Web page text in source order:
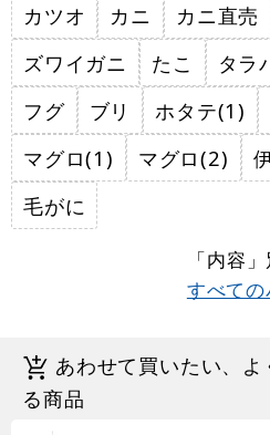
カツオ
カニ カニ直売
ズワイガニ
たこ タラ
フグ
ブリ ホタテ(1)
マグロ(1)
マグロ(2)
毛がに
「内容
すべて
あわせて買いたい、
る商品